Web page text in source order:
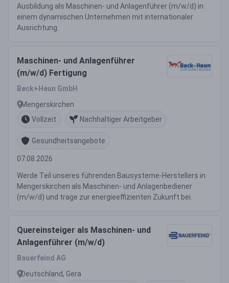
Ausbildung als Maschinen- und Anlagenführer (m/w/d) in
einem dynamischen Unternehmen mit internationaler
Ausrichtung.
Maschinen- und Anlagenführer
(m/w/d) Fertigung
Beck+Heun GmbH
Mengerskirchen
Vollzeit
Nachhaltiger Arbeitgeber
Gesundheitsangebote
07.08.2026
Werde Teil unseres führenden Bausysteme-Herstellers in
Mengerskirchen als Maschinen- und Anlagenbediener
(m/w/d) und trage zur energieeffizienten Zukunft bei.
Quereinsteiger als Maschinen- und
Anlagenführer (m/w/d)
Bauerfeind AG
Deutschland, Gera